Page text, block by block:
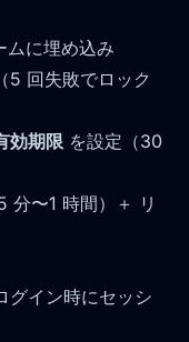
ムに埋め込み
（5 回失敗でロック
効期限 を設定（30
分〜1 時間）＋ リ
グイン時にセッシ